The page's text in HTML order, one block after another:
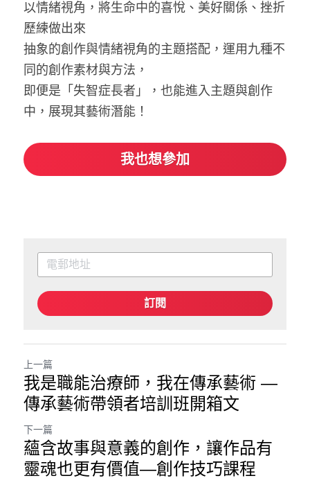
以情緒視角，將生命中的喜悅、美好關係、挫折
歷練做出來
抽象的創作與情緒視角的主題搭配，運用九種不
同的創作素材與方法，
即便是「失智症長者」，也能進入主題與創作
中，展現其藝術潛能！
我也想參加
訂閱
上一篇
我是職能治療師，我在傳承藝術 —
傳承藝術帶領者培訓班開箱文
下一篇
蘊含故事與意義的創作，讓作品有
靈魂也更有價值—創作技巧課程